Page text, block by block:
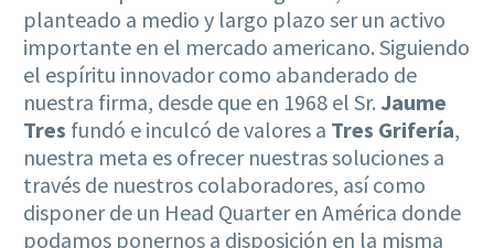
planteado a medio y largo plazo ser un activo
importante en el mercado americano. Siguiendo
el espíritu innovador como abanderado de
nuestra firma, desde que en 1968 el Sr. Jaume
Tres fundó e inculcó de valores a Tres Grifería,
nuestra meta es ofrecer nuestras soluciones a
través de nuestros colaboradores, así como
disponer de un Head Quarter en América donde
podamos ponernos a disposición en la misma